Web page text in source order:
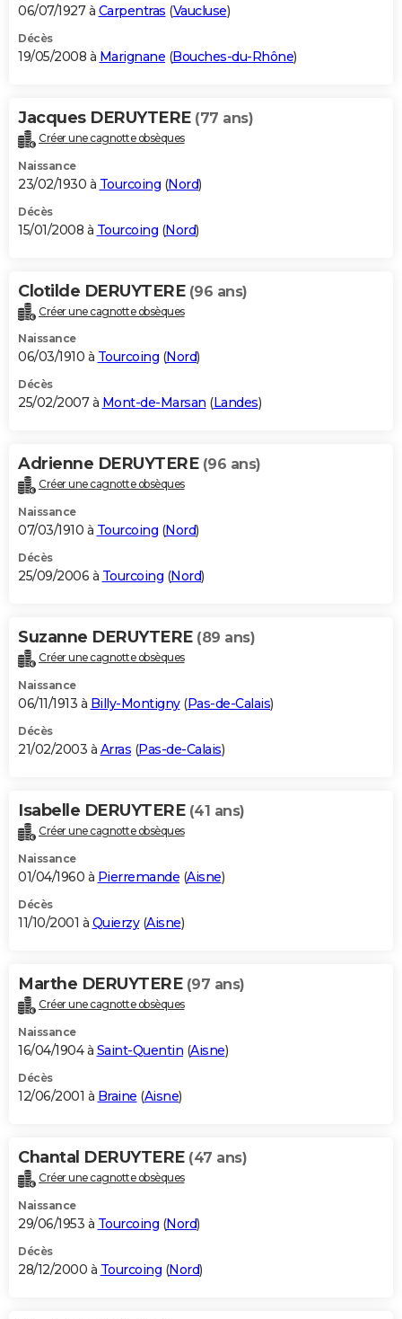
06/07/1927 à Carpentras (Vaucluse)
Décès
19/05/2008 à Marignane (Bouches-du-Rhône)
Jacques DERUYTERE (77 ans)
Créer une cagnotte obsèques
Naissance
23/02/1930 à Tourcoing (Nord)
Décès
15/01/2008 à Tourcoing (Nord)
Clotilde DERUYTERE (96 ans)
Créer une cagnotte obsèques
Naissance
06/03/1910 à Tourcoing (Nord)
Décès
25/02/2007 à Mont-de-Marsan (Landes)
Adrienne DERUYTERE (96 ans)
Créer une cagnotte obsèques
Naissance
07/03/1910 à Tourcoing (Nord)
Décès
25/09/2006 à Tourcoing (Nord)
Suzanne DERUYTERE (89 ans)
Créer une cagnotte obsèques
Naissance
06/11/1913 à Billy-Montigny(Pas-de-Calais)
Décès
21/02/2003 à Arras (Pas-de-Calais)
Isabelle DERUYTERE (41 ans)
Créer une cagnotte obsèques
Naissance
01/04/1960 à Pierremande (Aisne)
Décès
11/10/2001 à Quierzy(Aisne)
Marthe DERUYTERE (97 ans)
Créer une cagnotte obsèques
Naissance
16/04/1904 à Saint-Quentin (Aisne)
Décès
12/06/2001 à Braine (Aisne)
Chantal DERUYTERE (47 ans)
Créer une cagnotte obsèques
Naissance
29/06/1953 à Tourcoing (Nord)
Décès
28/12/2000 à Tourcoing (Nord)